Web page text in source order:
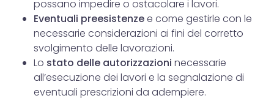
possano impedire o ostacolare i lavori.
Eventuali preesistenzee come gestirle con le
necessarie considerazioni ai fini del corretto
svolgimento delle lavorazioni.
Lo stato delle autorizzazioni necessarie
all’esecuzione dei lavori e la segnalazione di
eventuali prescrizioni da adempiere.